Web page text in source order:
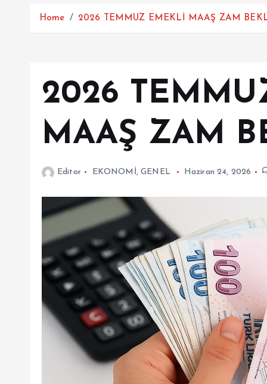
Home 2026 TEMMUZ EMEKLİ MAAŞ ZAM
2026
MAAŞ ZAM
Editor EKONOMİ,GENEL Haziran 24, 2026